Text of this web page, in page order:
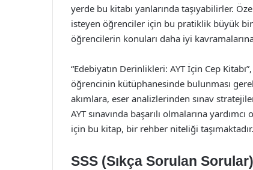
yerde bu kitabı yanlarında taşıyabilirler.
isteyen öğrenciler için bu pratiklik büyük bir
öğrencilerin konuları daha iyi
“Edebiyatın Derinlikleri: AYT İçin Cep
öğrencinin kütüphanesinde bulunması
akımlara, eser analizlerinden sınav
AYT sınavında başarılı olmalarına
için bu kitap, bir rehber niteliği taşımaktadır.
SSS (Sıkça Sorulan Sorular)